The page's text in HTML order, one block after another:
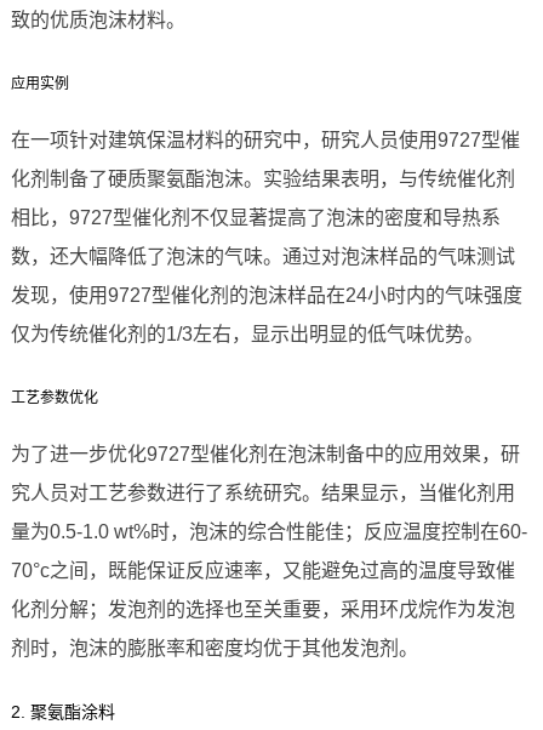
致的优质泡沫材料。
应用实例
在一项针对建筑保温材料的研究中，研究人员使用9727型催
化剂制备了硬质聚氨酯泡沫。实验结果表明，与传统催化剂
相比，9727型催化剂不仅显著提高了泡沫的密度和导热系
数，还大幅降低了泡沫的气味。通过对泡沫样品的气味测试
发现，使用9727型催化剂的泡沫样品在24小时内的气味强度
仅为传统催化剂的1/3左右，显示出明显的低气味优势。
工艺参数优化
为了进一步优化9727型催化剂在泡沫制备中的应用效果，研
究人员对工艺参数进行了系统研究。结果显示，当催化剂用
量为0.5-1.0 wt%时，泡沫的综合性能佳；反应温度控制在60-
70°c之间，既能保证反应速率，又能避免过高的温度导致催
化剂分解；发泡剂的选择也至关重要，采用环戊烷作为发泡
剂时，泡沫的膨胀率和密度均优于其他发泡剂。
2. 聚氨酯涂料